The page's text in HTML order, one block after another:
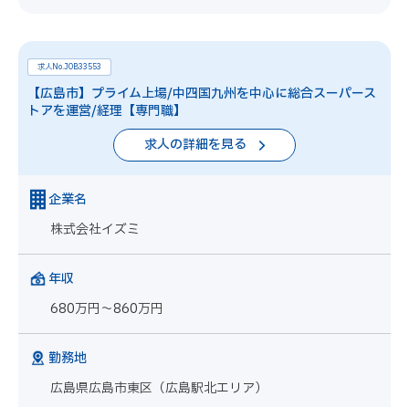
求人No.JOB33553
【広島市】プライム上場/中四国九州を中心に総合スーパース
トアを運営/経理【専門職】
求人の詳細を見る
企業名
株式会社イズミ
年収
680万円～860万円
勤務地
広島県広島市東区（広島駅北エリア）